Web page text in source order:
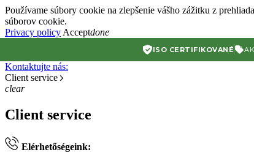
Používame súbory cookie na zlepšenie vášho zážitku z
súborov cookie.
Privacy policy Acceptdone
ISO CERTIFIKOVANÉ
Kontaktujte nás:
Client service
clear
Client service
Elérhetőségeink: